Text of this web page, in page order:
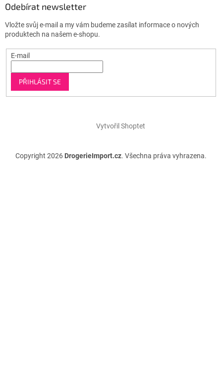
Odebírat newsletter
Vložte svůj e-mail a my vám budeme zasílat informace o nových
produktech na našem e-shopu.
E-mail
PŘIHLÁSIT SE
Vytvořil Shoptet
Copyright 2026 DrogerieImport.cz. Všechna práva vyhrazena.